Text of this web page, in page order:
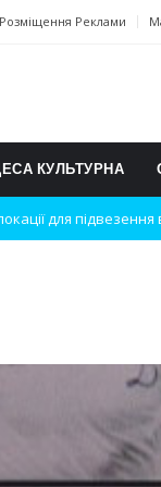
Розміщення Реклами
КУЛЬТУРНА
для
вибухів
чемпіонаті з
в Швейцарії
суспільство